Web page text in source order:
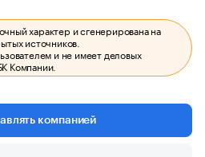
характер и сгенерирована на
источников.
и не имеет деловых
Компании.
компанией